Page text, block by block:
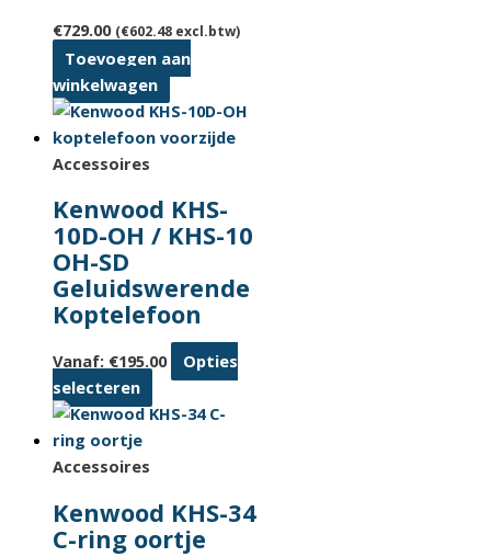
€729.00 (€602.48 excl.btw)
Toevoegen aan
winkelwagen
Accessoires
Kenwood KHS-
10D-OH / KHS-10
OH-SD
Geluidswerende
Koptelefoon
Vanaf: €195.00
Opties
selecteren
Dit
product
Deze
optie
Accessoires
Kenwood KHS-34
C-ring oortje